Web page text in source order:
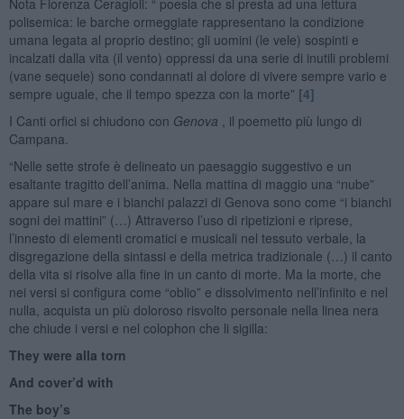
polisemica: le barche ormeggiate rappresentano la condizione
umana legata al proprio destino; gli uomini (le vele) sospinti e
incalzati dalla vita (il vento) oppressi da una serie di inutili problemi
(vane sequele) sono condannati al dolore di vivere sempre vario e
sempre uguale, che il tempo spezza con la morte” [4]
I Canti orfici si chiudono con Genova
, il poemetto più lungo di
Campana.
“Nelle sette strofe è delineato un paesaggio suggestivo e un
esaltante tragitto dell’anima. Nella mattina di maggio una “nube”
appare sul mare e i bianchi palazzi di Genova sono come “i bianchi
sogni dei mattini” (…) Attraverso l’uso di ripetizioni e riprese,
l’innesto di elementi cromatici e musicali nel tessuto verbale, la
disgregazione della sintassi e della metrica tradizionale (…) il canto
della vita si risolve alla fine in un canto di morte. Ma la morte, che
nei versi si configura come “oblio” e dissolvimento nell’infinito e nel
nulla, acquista un più doloroso risvolto personale nella linea nera
che chiude i versi e nel colophon che li sigilla:
They were alla torn
And cover’d with
The boy’s